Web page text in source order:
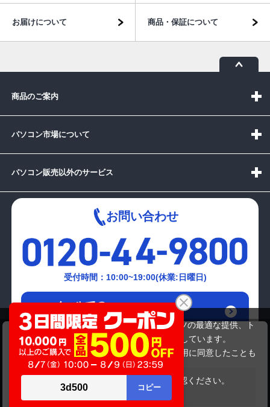
MouseComputer AL-096
商品価格 17,380円
在庫がありません
お届けについて 商品・保証について
商品のご案内
パソコン市場について
パソコン販売以外のサービス
お問い合わせ
受付時間：10:00~19:00(休業:日曜日)
メールでの
お問い合わせはこちら
当サイトでは利用体験の向上およびコンテンツの最適な提供、ト
ラフィックの分析を目的としてCookieを使用しています。
サイトの閲覧を継続された場合、Cookieの利用に同意したことも
のといたします。
をご確認ください。
承諾する